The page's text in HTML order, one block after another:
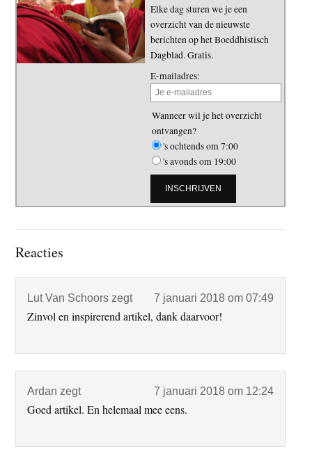
Elke dag sturen we je een
overzicht van de nieuwste
berichten op het Boeddhistisch
Dagblad. Gratis.
E-mailadres:
Wanneer wil je het overzicht
ontvangen?
's ochtends om 7:00
's avonds om 19:00
Lees
Reacties
Lut Van Schoors zegt 7 januari 2018 om 07:49
Zinvol en inspirerend artikel, dank daarvoor!
Ardan zegt 7 januari 2018 om 12:24
Goed artikel. En helemaal mee eens.